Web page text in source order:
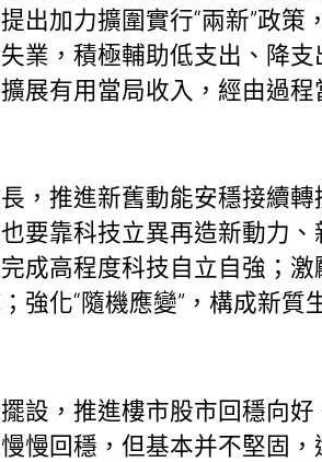
出加力擴圍實行“兩新”政策
業，積極輔助低支出、降
展有用當局收入，經由過
，推進新舊動能安穩接續
要靠科技立異再造新動力
成高程度科技自立自強；
強化“隨機應變”，構成新質
設，推進樓市股市回穩向
慢回穩，但基本并不堅固